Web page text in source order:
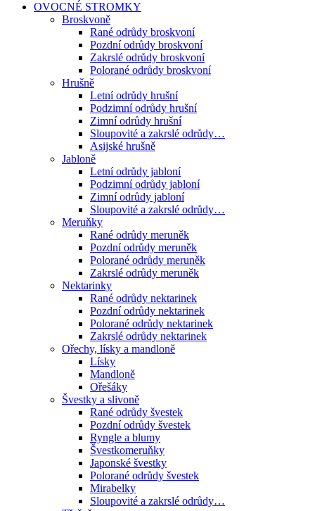
OVOCNÉ STROMKY
Broskvoně
Rané odrůdy broskvoní
Pozdní odrůdy broskvoní
Zakrslé odrůdy broskvoní
Polorané odrůdy broskvoní
Hrušně
Letní odrůdy hrušní
Podzimní odrůdy hrušní
Zimní odrůdy hrušní
Sloupovité a zakrslé odrůdy…
Asijské hrušně
Jabloně
Letní odrůdy jabloní
Podzimní odrůdy jabloní
Zimní odrůdy jabloní
Sloupovité a zakrslé odrůdy…
Meruňky
Rané odrůdy meruněk
Pozdní odrůdy meruněk
Polorané odrůdy meruněk
Zakrslé odrůdy meruněk
Nektarinky
Rané odrůdy nektarinek
Pozdní odrůdy nektarinek
Polorané odrůdy nektarinek
Zakrslé odrůdy nektarinek
Ořechy, lísky a mandloně
Lísky
Mandloně
Ořešáky
Švestky a slivoně
Rané odrůdy švestek
Pozdní odrůdy švestek
Ryngle a blumy
Švestkomeruňky
Japonské švestky
Polorané odrůdy švestek
Mirabelky
Sloupovité a zakrslé odrůdy…